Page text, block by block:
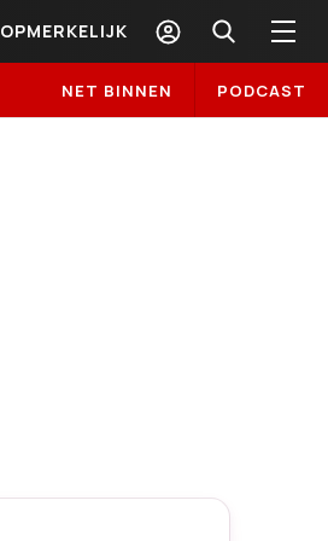
OPMERKELIJK
NET BINNEN PODCAST